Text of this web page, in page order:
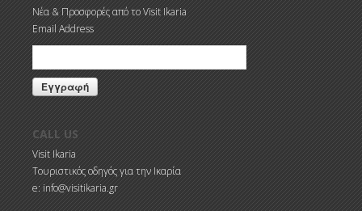
Νέα & Προσφορές από το Visit Ikaria
Email Address
CALL US
Visit Ikaria
Τουριστικός οδηγός για την Ικαρία
e: info@visitikaria.gr